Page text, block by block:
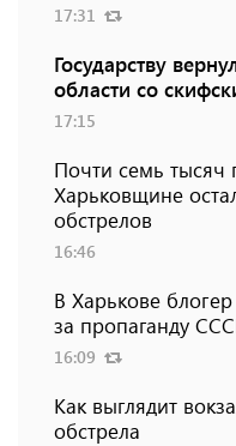
17:31
Государству
области со
17:15
Почти семь тысяч
Харьковщине
обстрелов
16:46
В Харькове
за пропаганду
16:09
Как выглядит
обстрела